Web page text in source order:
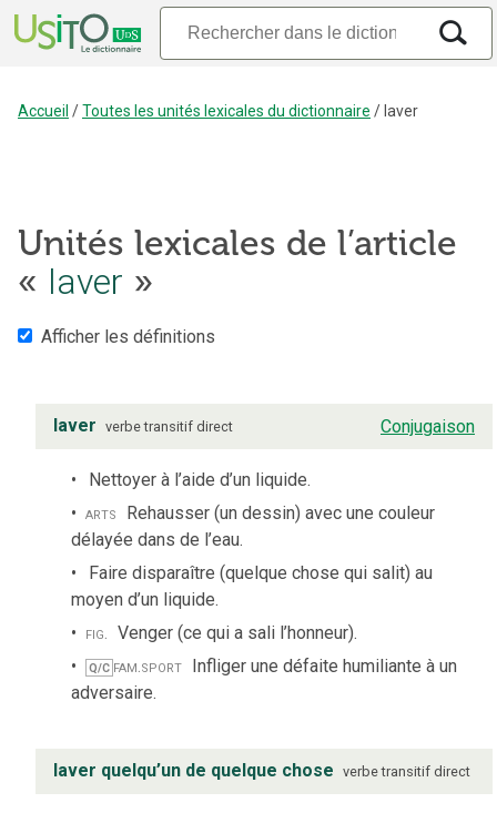
Accueil /Toutes les unités lexicales du dictionnaire / laver
Unités lexicales de l’article
« laver »
Afficher les définitions
laver verbe transitif direct Conjugaison
Nettoyer à l’aide d’un liquide.
arts Rehausser (un dessin) avec une couleur
délayée dans de l’eau.
Faire disparaître (quelque chose qui salit) au
moyen d’un liquide.
fig. Venger (ce qui a sali l’honneur).
Q/C fam.sport Infliger une défaite humiliante à un
adversaire.
laver quelqu’un de quelque chose verbe transitif direct